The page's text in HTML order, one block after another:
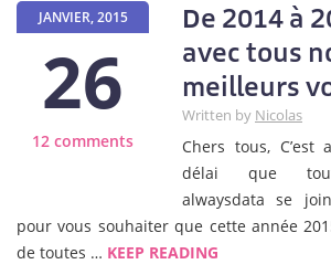
JANVIER, 2015
26
12 comments
De 2014 à
avec tous
meilleurs
Written by Nicolas
Chers tous, C’est
délai que
alwaysdata se
pour vous souhaiter que cette année
de toutes … KEEP READING